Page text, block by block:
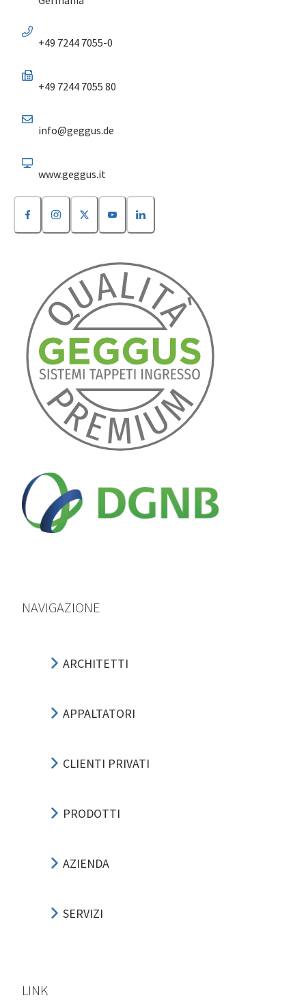
+49 7244 7055-0
+49 7244 7055 80
info@geggus.de
www.geggus.it
NAVIGAZIONE
ARCHITETTI
APPALTATORI
CLIENTI PRIVATI
PRODOTTI
AZIENDA
SERVIZI
LINK